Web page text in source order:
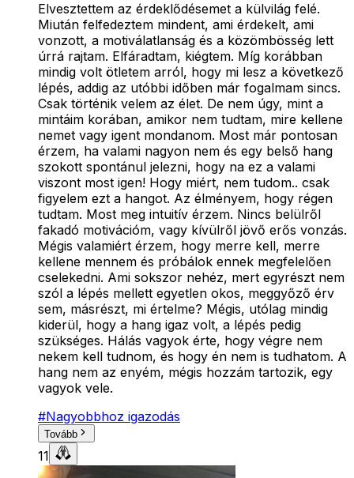
Elvesztettem az érdeklődésemet a külvilág felé.
Miután felfedeztem mindent, ami érdekelt, ami
vonzott, a motiválatlanság és a közömbösség lett
úrrá rajtam. Elfáradtam, kiégtem. Míg korábban
mindig volt ötletem arról, hogy mi lesz a következő
lépés, addig az utóbbi időben már fogalmam sincs.
Csak történik velem az élet. De nem úgy, mint a
mintáim korában, amikor nem tudtam, mire kellene
nemet vagy igent mondanom. Most már pontosan
érzem, ha valami nagyon nem és egy belső hang
szokott spontánul jelezni, hogy na ez a valami
viszont most igen! Hogy miért, nem tudom.. csak
figyelem ezt a hangot. Az élményem, hogy régen
tudtam. Most meg intuitív érzem. Nincs belülről
fakadó motivációm, vagy kívülről jövő erős vonzás.
Mégis valamiért érzem, hogy merre kell, merre
kellene mennem és próbálok ennek megfelelően
cselekedni. Ami sokszor nehéz, mert egyrészt nem
szól a lépés mellett egyetlen okos, meggyőző érv
sem, másrészt, mi értelme? Mégis, utólag mindig
kiderül, hogy a hang igaz volt, a lépés pedig
szükséges. Hálás vagyok érte, hogy végre nem
nekem kell tudnom, és hogy én nem is tudhatom. A
hang nem az enyém, mégis hozzám tartozik, egy
vagyok vele.
#Nagyobbhoz igazodás
Tovább
11